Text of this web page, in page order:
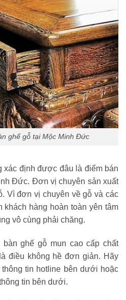
ghế gỗ tại Mộc Minh Đức
xác định được đâu là điểm bán
Đức. Đơn vị chuyên sản xuất
Vì đơn vị chuyên về gỗ và các
khách hàng hoàn toàn yên tâm
vô cùng phải chăng.
ghế gỗ mun cao cấp chất
điều không hề đơn giản. Hãy
tin hotline bên dưới hoặc
tin bên dưới.